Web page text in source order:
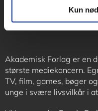
Kun
Akademisk Forlag er en
største mediekoncern.
TV, film, games, bøger
unge i svære livsvilkår i